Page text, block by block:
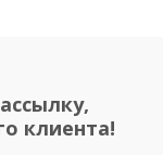
клиента!